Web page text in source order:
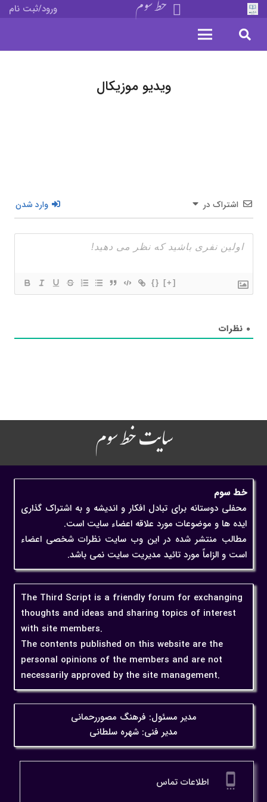
خط سوم ورود/ثبت نام
ویدیو موزیکال
اشتراک در وارد شدن
{} [+]
۰ نظرات
سایت خط سوم
خط سوم
محفلی دوستانه برای تبادل افکار و اندیشه و به اشتراک گذاری
ایده ها و موضوعات مورد علاقه اعضاء سایت است.
مطالب منتشر شده در این وب سایت نظرات شخصی اعضاء
است و الزاماً مورد تائید مدیریت سایت نمی باشد.
The Third Script is a friendly forum for exchanging
thoughts and ideas and sharing topics of interest
with site members.
The contents published on this website are the
personal opinions of the members and are not
necessarily approved by the site management.
مدیر مسئول: فرهنگ مصوررحمانی
مدیر فنی: شهره سلطانی
settings_cell اطلاعات تماس